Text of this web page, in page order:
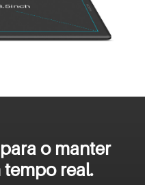
o manter
real.